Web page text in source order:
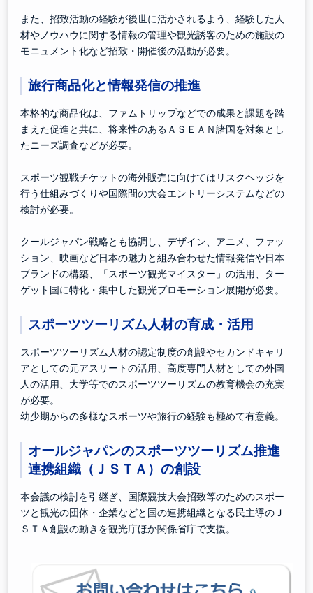
また、招致活動の経験が後世に活かされるよう、経験した人
材やノウハウに関する情報の管理や観光誘客のための施設の
モニュメント化など招致・開催後の活動が必要。
旅行商品化と情報発信の推進
本格的な商品化は、ファムトリップなどでの成果と課題を踏
まえた促進と共に、将来性のあるＡＳＥＡＮ諸国を対象とし
たニーズ調査などが必要。
スポーツ観戦チケットの海外販売に向けてはリスクヘッジを
行う仕組みづくりや国際間の大会エントリーシステムなどの
検討が必要。
クールジャパン戦略とも協調し、デザイン、アニメ、ファッ
ション、映画など日本の魅力と組み合わせた情報発信や日本
ブランドの構築、「スポーツ観光マイスター」の活用、ター
ゲット国に特化・集中した観光プロモーション展開が必要。
スポーツツーリズム人材の育成・活用
スポーツツーリズム人材の認定制度の創設やセカンドキャリ
アとしての元アスリートの活用、高度専門人材としての外国
人の活用、大学等でのスポーツツーリズムの教育機会の充実
が必要。
幼少期からの多様なスポーツや旅行の経験も極めて有意義。
オールジャパンのスポーツツーリズム推進
連携組織（ＪＳＴＡ）の創設
本会議の検討を引継ぎ、国際競技大会招致等のためのスポー
ツと観光の団体・企業などと国の連携組織となる民主導のＪ
ＳＴＡ創設の動きを観光庁ほか関係省庁で支援。